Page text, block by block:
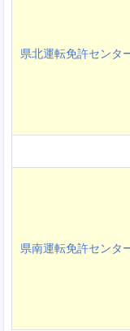
県北運転免許センタ
県南運転免許センタ